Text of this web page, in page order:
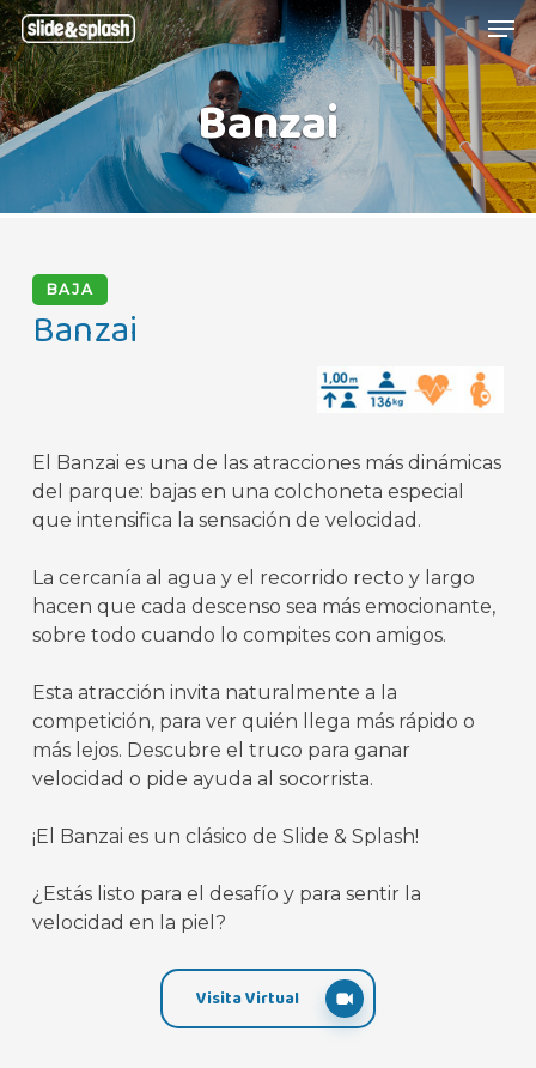
Skip
to
main
content
Banzai
BAJA
Banzai
El Banzai es una de las atracciones más dinámicas
del parque: bajas en una colchoneta especial
que intensifica la sensación de velocidad.
La cercanía al agua y el recorrido recto y largo
hacen que cada descenso sea más emocionante,
sobre todo cuando lo compites con amigos.
Esta atracción invita naturalmente a la
competición, para ver quién llega más rápido o
más lejos. Descubre el truco para ganar
velocidad o pide ayuda al socorrista.
¡El Banzai es un clásico de Slide & Splash!
¿Estás listo para el desafío y para sentir la
velocidad en la piel?
Visita Virtual
Menu